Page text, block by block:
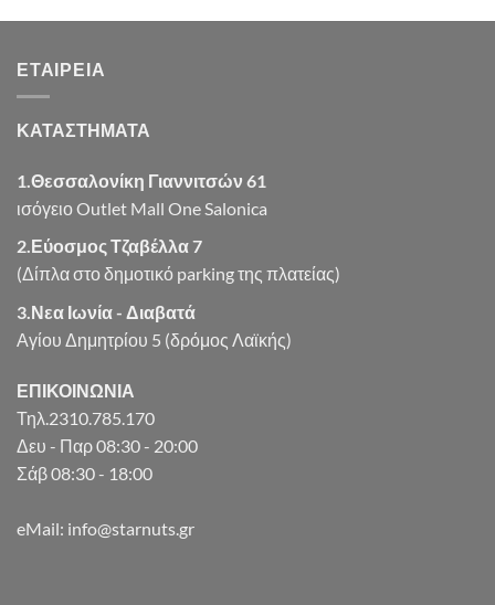
was: τιμή
ΕΤΑΙΡΕΊΑ
ΚΑΤΑΣΤΗΜΑΤΑ
1.Θεσσαλονίκη Γιαννιτσών 61
ισόγειο Outlet Mall One Salonica
2.Εύοσμος Τζαβέλλα 7
(Δίπλα στο δημοτικό parking της πλατείας)
3.Νεα Ιωνία - Διαβατά
Αγίου Δημητρίου 5 (δρόμος Λαϊκής)
ΕΠΙΚΟΙΝΩΝΙΑ
Τηλ.2310.785.170
Δευ - Παρ 08:30 - 20:00
Σάβ 08:30 - 18:00
eMail: info@starnuts.gr